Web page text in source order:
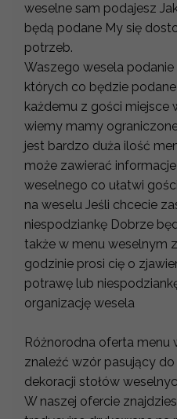
weselne sam podajesz
będą podane My się
potrzeb.
Waszego wesela
których co będzie
każdemu z gości miejsce
wiemy mamy
jest bardzo duża ilość
może zawierać
weselnego co ułatwi
na weselu Jeśli chcecie
niespodziankę Dobrze
także w menu weselnym
godzinie prosi cię o
potrawę lub
organizację wesela
Różnorodna oferta menu
znaleźć wzór pasujący
dekoracji stołów
W naszej ofercie